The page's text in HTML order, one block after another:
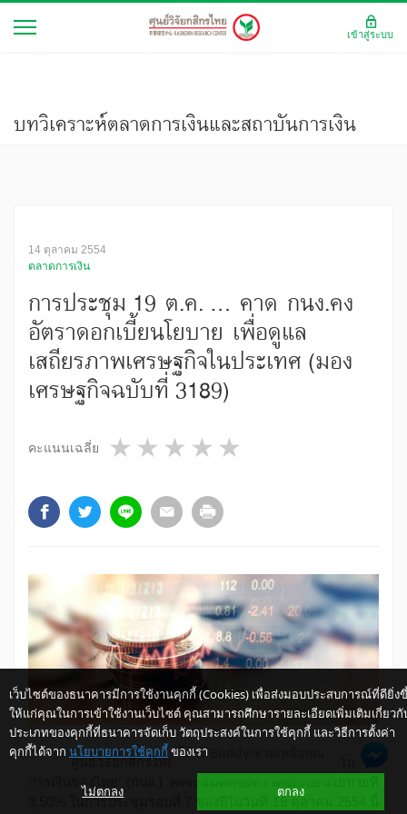
บทวิเคราะห์ตลาดการเงินและสถาบันการเงิน
14 ตุลาคม 2554
ตลาดการเงิน
การประชุม 19 ต.ค. ... คาด กนง.คง
อัตราดอกเบี้ยนโยบาย เพื่อดูแล
เสถียรภาพเศรษฐกิจในประเทศ (มอง
เศรษฐกิจฉบับที่ 3189)
คะแนนเฉลี่ย 4 stars
3 stars
2 stars
1 star
ศูนย์วิจัยกสิกรไทย ประเมินว่า คณะกรรมการนโยบาย
การเงินของไทย (กนง.) คงจะมีมติคงอัตราดอกเบี้ยนโยบายที่
3.50% ในการประชุมรอบที่ 7 ของปีในวันที่ 19 ตุลาคม 2554 นี้
เว็บไซต์ของธนาคารมีการใช้งานคุกกี้ (Cookies) เพื่อส่งมอบประสบการณ์ที่ดียิ่ง
ให้แก่คุณในการเข้าใช้งานเว็บไซต์ คุณสามารถศึกษารายละเอียดเพิ่มเติมเกี่ยวกั
ประเภทของคุกกี้ที่ธนาคารจัดเก็บ วัตถุประสงค์ในการใช้คุกกี้ และวิธีการตั้งค่า
คุกกี้ได้จาก นโยบายการใช้คุกกี้ ของเรา
ไม่ตกลง ตกลง
เข้าสู่ระบบ
ให้ K-Buddy ช่วยเหลือคุณ